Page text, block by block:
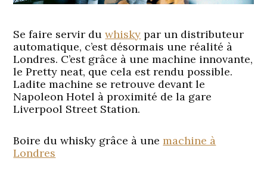
Se faire servir duwhisky par un distributeur
automatique, c’est désormais une réalité à
Londres. C’est grâce à une machine innovante,
le Pretty neat, que cela est rendu possible.
Ladite machine se retrouve devant le
Napoleon Hotel à proximité de la gare
Liverpool Street Station.
Boire du whisky grâce à unemachine à
Londres